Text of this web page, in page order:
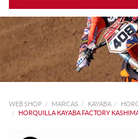
WEB SHOP MARCAS KAYABA
HORQUILLA KAYABA FACTORY